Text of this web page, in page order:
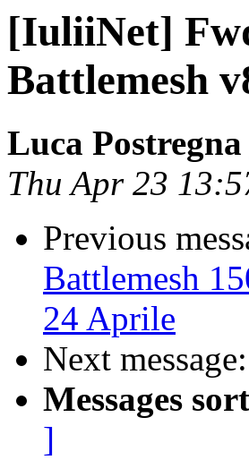
[IuliiNet]
Battlemesh
Luca Postregna
Thu Apr 23
Previous
Battlemesh
24 Aprile
Next message:
Messages
]